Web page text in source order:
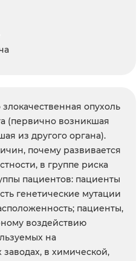
злокачественная опухоль
(первично возникшая
из другого органа).
почему развивается
в группе риска
пациентов: пациенты
генетические мутации
пациенты,
воздействию
на
в химической,